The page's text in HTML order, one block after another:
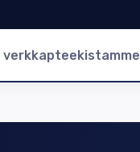
verkkapteekistamme